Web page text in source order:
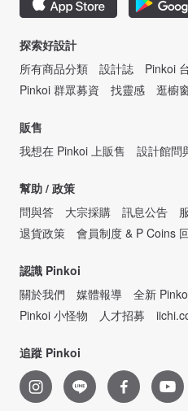
探索好設計
所有商品分類
設計誌 Pinkoi
Pinkoi 群眾募資
找靈感 逛櫥
販售
我想在 Pinkoi 上販售
設計館問
幫助 / 政策
問與答
大宗採購 訊息公告
退貨政策
會員制度 & P Coins
認識 Pinkoi
關於我們
媒體報導 全新
Pinkoi 小怪物
人才招募
追蹤 Pinkoi